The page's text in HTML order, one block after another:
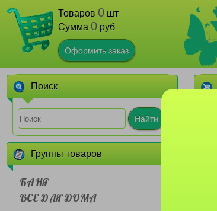
Товаров 0 шт
Сумма 0 руб
Оформить заказ
Поиск
Найти
Группы товаров
БАНЯ
ВСЕ ДЛЯ ДОМА